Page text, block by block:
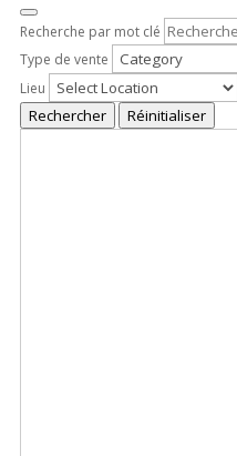
Recherche par mot clé
Type de vente
Lieu
Rechercher Réinitialiser